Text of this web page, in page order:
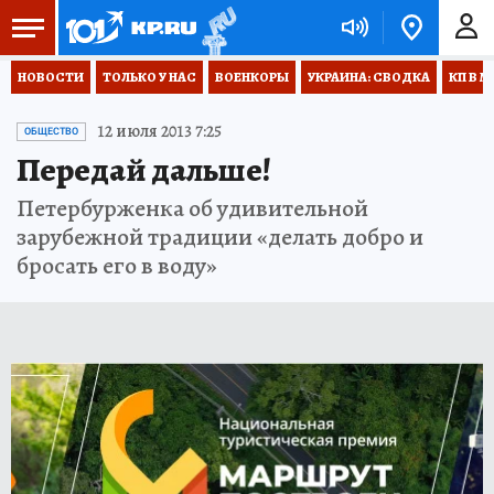
НОВОСТИ ТОЛЬКО У НАС ВОЕНКОРЫ УКРАИНА: СВОДКА КП В
ОБЩЕСТВО 12 июля 2013 7:25
Передай дальше!
Петербурженка об удивительной
зарубежной традиции «делать добро и
бросать его в воду»